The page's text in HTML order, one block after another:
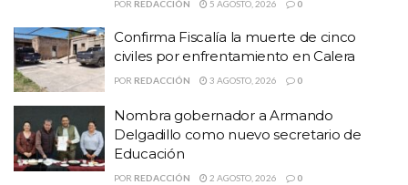
HISTORIAS RELACIONADAS
a estudiantes de Ciencias de la Salud
Confirma Fiscalía la muerte de cinco civiles por
enfrentamiento en Calera
POR REDACCIÓN 5 AGOSTO, 2026 0
Confirma Fiscalía la muerte de cinco
civiles por enfrentamiento en Calera
POR REDACCIÓN 3 AGOSTO, 2026 0
Nombra gobernador a Armando
Delgadillo como nuevo secretario de
Educación
POR REDACCIÓN 2 AGOSTO, 2026 0